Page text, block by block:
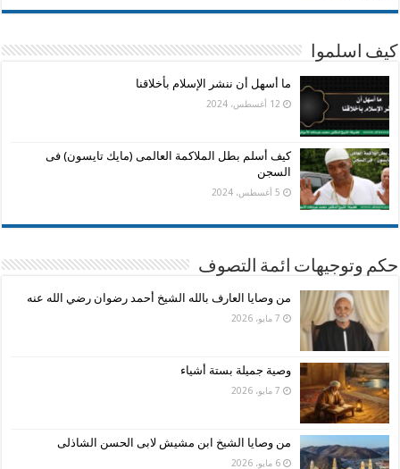
كيف اسلموا
ما أسهل أن ننشر الإسلام بأخلاقنا
12 أغسطس، 2024
كيف أسلم بطل الملاكمة العالمى (مايك تايسون) فى
السجن
5 أغسطس، 2024
حكم وتوجيهات ائمة التصوف
من وصايا العارف بالله الشيخ أحمد رضوان رضي الله عنه
7 مايو، 2026
وصية جميلة بستة أشياء
7 مايو، 2026
من وصايا الشيخ ابن مشيش لابى الحسن الشاذلى
6 مايو، 2026